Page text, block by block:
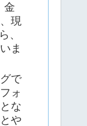
金
現
、
ま
で
ォ
な
や